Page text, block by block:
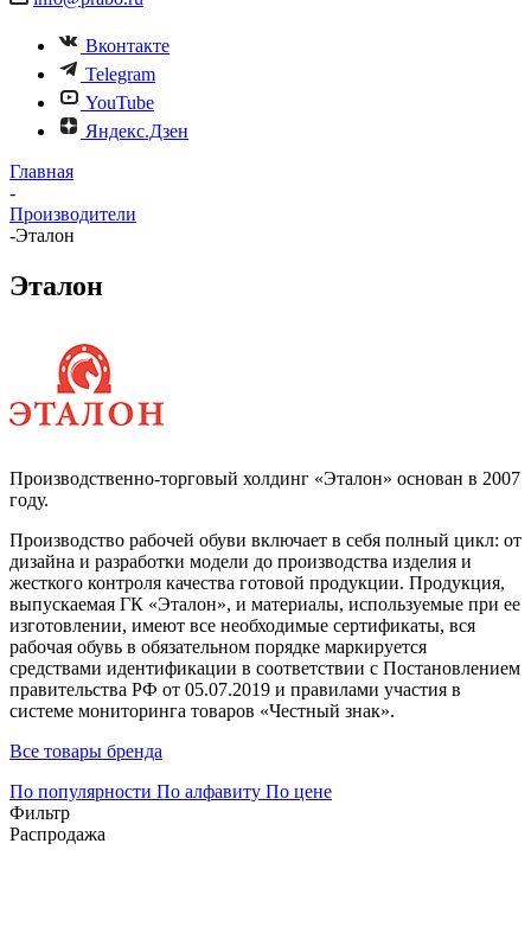
Вконтакте
Telegram
YouTube
Яндекс.Дзен
Главная
-
Производители
-Эталон
Эталон
Производственно-торговый холдинг «Эталон» основан в 2007
году.
Производство рабочей обуви включает в себя полный цикл: от
дизайна и разработки модели до производства изделия и
жесткого контроля качества готовой продукции. Продукция,
выпускаемая ГК «Эталон», и материалы, используемые при ее
изготовлении, имеют все необходимые сертификаты, вся
рабочая обувь в обязательном порядке маркируется
средствами идентификации в соответствии с Постановлением
правительства РФ от 05.07.2019 и правилами участия в
системе мониторинга товаров «Честный знак».
Все товары бренда
По популярности По алфавиту По цене
Фильтр
Распродажа